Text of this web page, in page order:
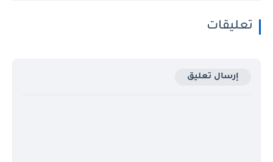
تعليقات
إرسال تعليق